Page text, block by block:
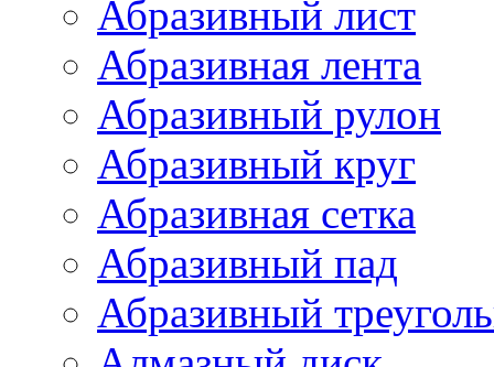
Абразивный лист
Абразивная лента
Абразивный рулон
Абразивный круг
Абразивная сетка
Абразивный пад
Абразивный